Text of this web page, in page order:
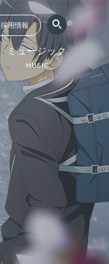
採用情報
ミュージック
MUSIC